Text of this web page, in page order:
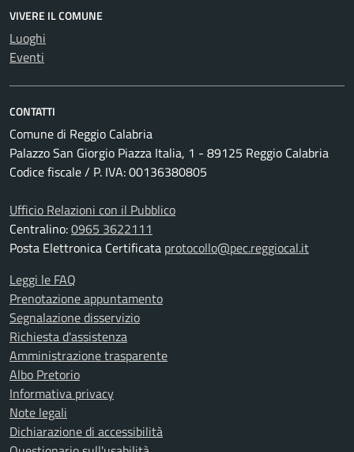
VIVERE IL COMUNE
Luoghi
Eventi
CONTATTI
Comune di Reggio Calabria
Palazzo San Giorgio Piazza Italia, 1 - 89125 Reggio Calabria
Codice fiscale / P. IVA: 00136380805
Ufficio Relazioni con il Pubblico
Centralino:0965 3622111
Posta Elettronica Certificata protocollo@pec.reggiocal.it
Leggi le FAQ
Prenotazione appuntamento
Segnalazione disservizio
Richiesta d'assistenza
Amministrazione trasparente
Albo Pretorio
Informativa privacy
Note legali
Dichiarazione di accessibilità